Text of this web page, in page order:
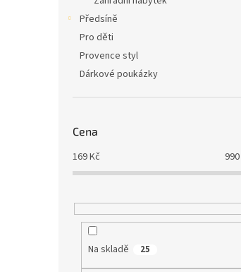
Předsíně
Pro děti
Provence styl
Dárkové poukázky
Cena
169Kč 990
Na skladě 25